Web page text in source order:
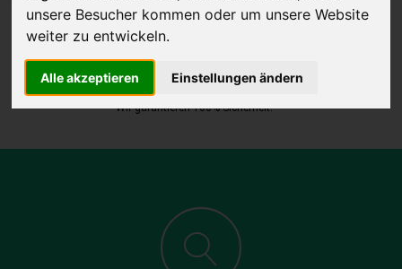
unsere Besucher kommen oder um unsere Website
weiter zu entwickeln.
Alle akzeptieren Einstellungen ändern
Kostenloses Angebotfür den Ankauf Ihres Autos inklusive der
Abholung, auf Wunsch sofort Geld. Ihre Daten werden nicht mit Dritten
geteilt.
Wir garantieren 100% Sicherheit.